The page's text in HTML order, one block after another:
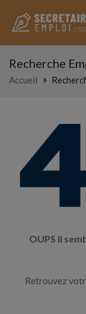
Recherche
Accueil
OUPS il
Retrouvez